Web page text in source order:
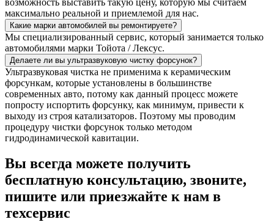
максимально реальной и приемлемой для нас.
Какие марки автомобилей вы ремонтируете?
Мы специализированный сервис, который занимается только
автомобилями марки Тойота / Лексус.
Делаете ли вы ультразвуковую чистку форсунок?
Ультразвуковая чистка не применима к керамическим
форсункам, которые установлены в большинстве
современных авто, потому как данный процесс можете
попросту испортить форсунку, как минимум, привести к
выходу из строя катализаторов. Поэтому мы проводим
процедуру чистки форсунок только методом
гидродинамической кавитации.
Вы всегда можете получить
бесплатную консультацию, звоните,
пишите или приезжайте к нам в
техсервис